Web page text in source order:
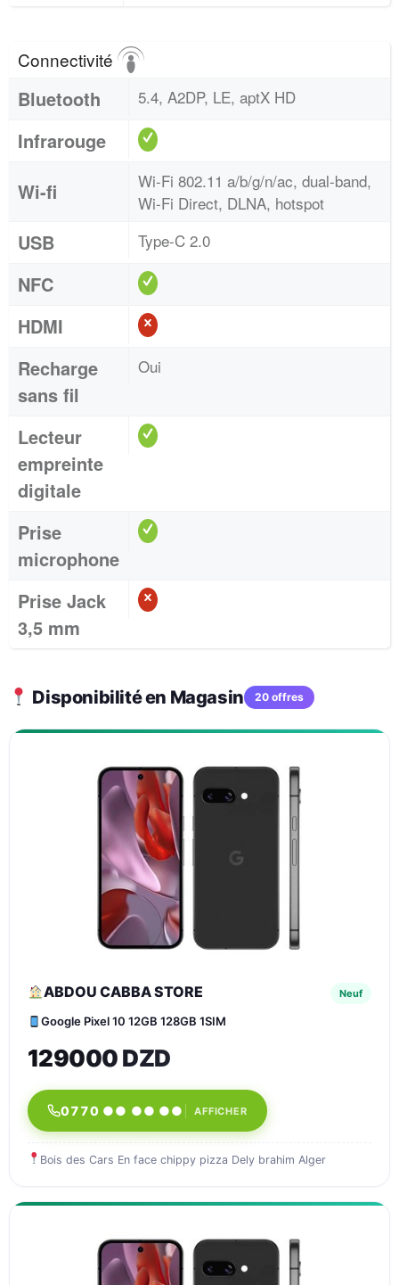
Connectivité
Bluetooth 5.4, A2DP, LE, aptX HD
Infrarouge
Wi-fi
Wi-Fi 802.11 a/b/g/n/ac, dual-band,
Wi-Fi Direct, DLNA, hotspot
USB Type-C 2.0
NFC
HDMI
Recharge
sans fil
Oui
Lecteur
empreinte
digitale
Prise
microphone
Prise Jack
3,5 mm
Disponibilité en Magasin 20 offres
ABDOU CABBA STORE Neuf
Google Pixel 10 12GB 128GB 1SIM
129000 DZD
0770 ●● ●● ●● AFFICHER
Bois des Cars En face chippy pizza Dely brahim Alger